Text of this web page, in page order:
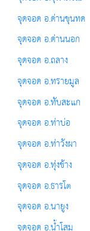
จุดจอด อ.ด่านขุนทด
จุดจอด อ.ด่านนอก
จุดจอด อ.ถลาง
จุดจอด อ.ทรายมูล
จุดจอด อ.ทับสะแก
จุดจอด อ.ท่าบ่อ
จุดจอด อ.ท่าวังผา
จุดจอด อ.ทุ่งช้าง
จุดจอด อ.ธารโต
จุดจอด อ.นายูง